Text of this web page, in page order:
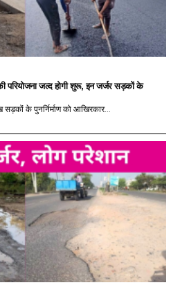
जल्द होगी शुरू, इन जर्जर सड़कों के
के पुनर्निर्माण को आखिरकार...